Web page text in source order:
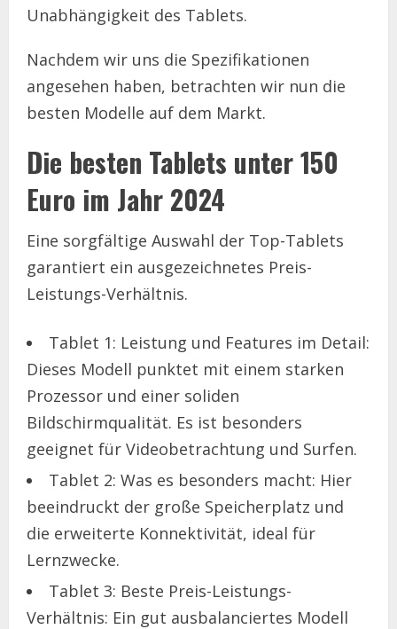
Unabhängigkeit des Tablets.
Nachdem wir uns die Spezifikationen
angesehen haben, betrachten wir nun die
besten Modelle auf dem Markt.
Die besten Tablets unter 150
Euro im Jahr 2024
Eine sorgfältige Auswahl der Top-Tablets
garantiert ein ausgezeichnetes Preis-
Leistungs-Verhältnis.
Tablet 1: Leistung und Features im Detail:
Dieses Modell punktet mit einem starken
Prozessor und einer soliden
Bildschirmqualität. Es ist besonders
geeignet für Videobetrachtung und Surfen.
Tablet 2: Was es besonders macht: Hier
beeindruckt der große Speicherplatz und
die erweiterte Konnektivität, ideal für
Lernzwecke.
Tablet 3: Beste Preis-Leistungs-
Verhältnis: Ein gut ausbalanciertes Modell